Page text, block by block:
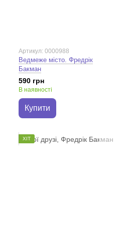
Артикул: 0000988
Ведмеже місто. Фредрік
Бакман
590 грн
В наявності
Купити
ХІТ